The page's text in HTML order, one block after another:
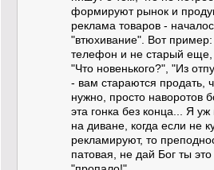
формируют рынок и
реклама товаров -
"втюхивание". Вот пример:
телефон и не старый
"Что новенького?", "Из
- вам стараются продать,
нужно, просто наворотов
эта гонка без конца... Я
на диване, когда если не
рекламируют, то
патовая, не дай Бог ты